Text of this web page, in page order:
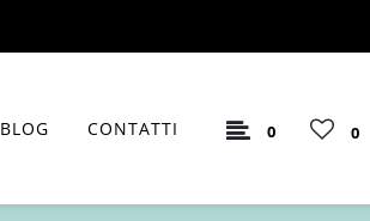
BLOG CONTATTI 0 0